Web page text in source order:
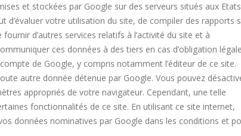
et stockées par Google sur des serveurs situés aux
d’évaluer votre utilisation du site, de compiler des rapports
d’autres services relatifs à l’activité du site et à
ces données à des tiers en cas d’obligation légale
de Google, y compris notamment l’éditeur de ce site.
autre donnée détenue par Google. Vous pouvez
appropriés de votre navigateur. Cependant, une telle
fonctionnalités de ce site. En utilisant ce site internet,
données nominatives par Google dans les conditions et